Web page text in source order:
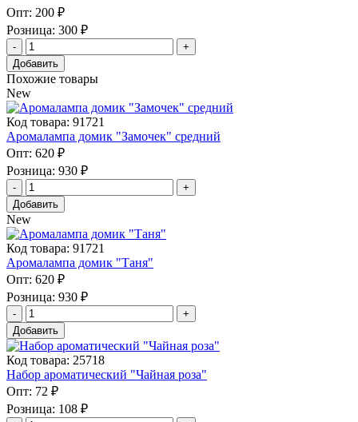
Опт: 200 ₽
Розница: 300 ₽
Добавить
Похожие товары
New
Код товара: 91721
Аромалампа домик "Замочек" средний
Опт: 620 ₽
Розница: 930 ₽
Добавить
New
Код товара: 91721
Аромалампа домик "Таня"
Опт: 620 ₽
Розница: 930 ₽
Добавить
Код товара: 25718
Набор ароматический "Чайная роза"
Опт: 72 ₽
Розница: 108 ₽